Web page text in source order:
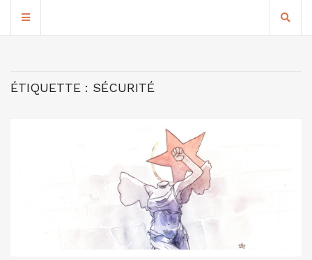
ÉTIQUETTE : SÉCURITÉ